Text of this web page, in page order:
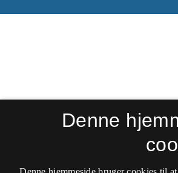
Denne